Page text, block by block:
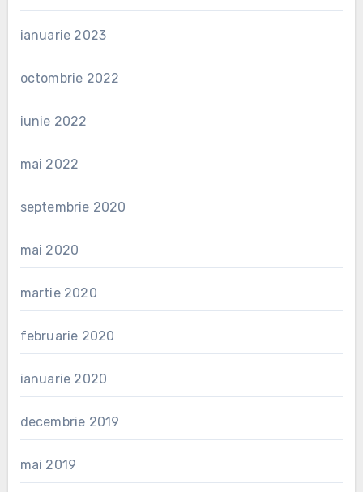
ianuarie 2023
octombrie 2022
iunie 2022
mai 2022
septembrie 2020
mai 2020
martie 2020
februarie 2020
ianuarie 2020
decembrie 2019
mai 2019